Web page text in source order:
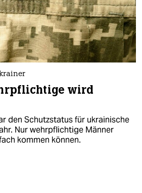
wird
den Schutzstatus für ukrainische
Nur wehrpflichtige Männer
kommen können.